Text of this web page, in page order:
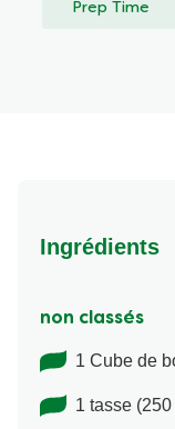
Prep Time
Ingrédients
non classés
1 Cube de
1 tasse